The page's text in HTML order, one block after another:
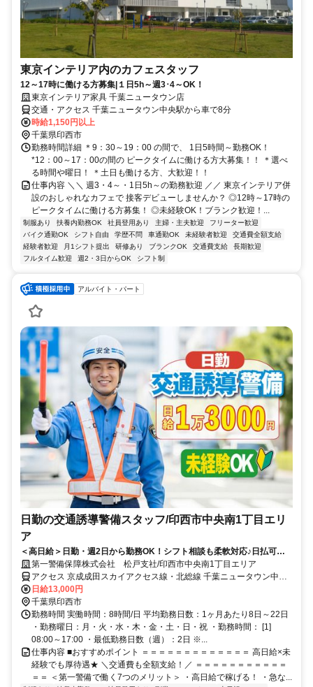
東京インテリア内のカフェスタッフ
12～17時に働ける方募集|１日5h～週3･4～OK！
東京インテリア家具 千葉ニュータウン店
交通・アクセス 千葉ニュータウン中央駅から車で8分
時給1,150円以上
千葉県印西市
勤務時間詳細 ＊9：30～19：00 の間で、 1日5時間～勤務OK！
*12：00～17：00の間の ピークタイムに働ける方大募集！！ ＊選べ
る時間や曜日！ ＊土日も働ける方、大歓迎！！
仕事内容 ＼＼ 週3・4～・1日5h～の勤務歓迎 ／／ 東京インテリア併
設のおしゃれなカフェで 接客デビューしませんか？ ◎12時～17時の
ピークタイムに働ける方募集！ ◎未経験OK！ブランク歓迎！...
制服あり 扶養内勤務OK 社員登用あり 主婦・主夫歓迎
フリーター歓迎
バイク通勤OK
シフト自由 学歴不問 車通勤OK 未経験者歓迎
交通費全額支給
経験者歓迎
月1シフト提出 研修あり ブランクOK 交通費支給
長期歓迎
フルタイム歓迎
週2・3日からOK シフト制
アルバイト・パート
日勤の交通誘導警備スタッフ/印西市中央南1丁目エリ
ア
＜高日給＞日勤・週2日から勤務OK！シフト相談も柔軟対応♪日払可◎
未経験歓迎★
第一警備保障株式会社 松戸支社/印西市中央南1丁目エリア
アクセス 京成成田スカイアクセス線・北総線 千葉ニュータウン中央
徒歩約3分、京成成田スカイアクセス線・北総線 小室北口徒歩約52
分、京成成田スカイアクセス線・北総線 印西牧の原南口徒歩約63分
直行直帰OK＊交通費全額支給＊
日給13,000円
千葉県印西市
勤務時間 実働時間：8時間/日 平均勤務日数：1ヶ月あたり8日～22日
・勤務曜日：月・火・水・木・金・土・日・祝 ・勤務時間： [1]
08:00～17:00 ・最低勤務日数（週）：2日 ※...
仕事内容 ■おすすめポイント ＝＝＝＝＝＝＝＝＝＝＝＝＝ 高日給×未
経験でも厚待遇★ ＼交通費も全額支給！／ ＝＝＝＝＝＝＝＝＝＝＝
＝＝ ＜第一警備で働く7つのメリット＞ ・高日給で稼げる！ ・急な...